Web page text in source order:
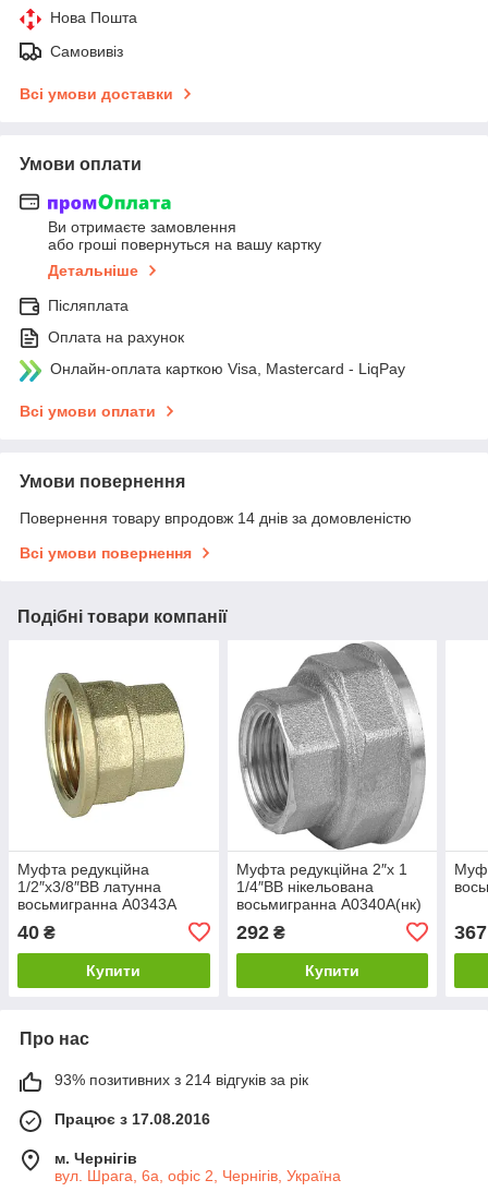
Нова Пошта
Самовивіз
Всі умови доставки
Умови оплати
Ви отримаєте замовлення
або гроші повернуться на вашу картку
Детальніше
Післяплата
Оплата на рахунок
Онлайн-оплата карткою Visa, Mastercard - LiqPay
Всі умови оплати
Умови повернення
Повернення товару впродовж 14 днів за домовленістю
Всі умови повернення
Подібні товари компанії
Муфта редукційна
1/2″х3/8″ВВ латунна
восьмигранна А0343А
40 ₴
Купити
Муфта редукційна 2″х 1
1/4″ВВ нікельована
восьмигранна А0340А(нк)
292₴
Купити
367
Про нас
93% позитивних з 214 відгуків за рік
Працює з 17.08.2016
м. Чернігів
вул. Шрага, 6а, офіс 2, Чернігів, Україна